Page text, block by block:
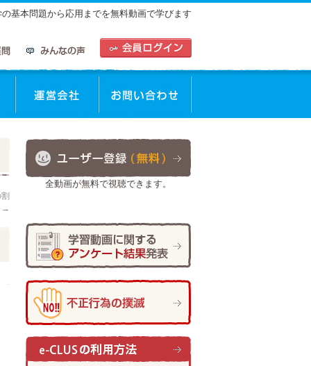
基本問題から応用までを無料動画で学びます
動画を使った学習方法運営会社 お問合せ
→
全動画が無料で視聴できます。